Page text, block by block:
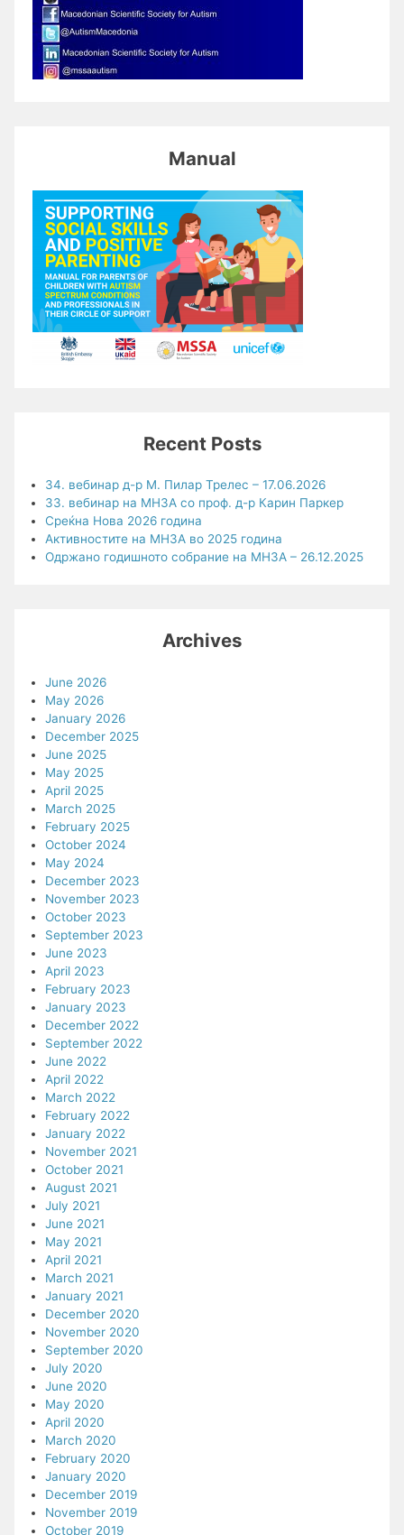
Manual
Recent Posts
34. вебинар д-р М. Пилар Трелес – 17.06.2026
33. вебинар на МНЗА со проф. д-р Карин Паркер
Среќна Нова 2026 година
Активностите на МНЗА во 2025 година
Одржано годишното собрание на МНЗА – 26.12.2025
Archives
June 2026
May 2026
January 2026
December 2025
June 2025
May 2025
April 2025
March 2025
February 2025
October 2024
May 2024
December 2023
November 2023
October 2023
September 2023
June 2023
April 2023
February 2023
January 2023
December 2022
September 2022
June 2022
April 2022
March 2022
February 2022
January 2022
November 2021
October 2021
August 2021
July 2021
June 2021
May 2021
April 2021
March 2021
January 2021
December 2020
November 2020
September 2020
July 2020
June 2020
May 2020
April 2020
March 2020
February 2020
January 2020
December 2019
November 2019
October 2019